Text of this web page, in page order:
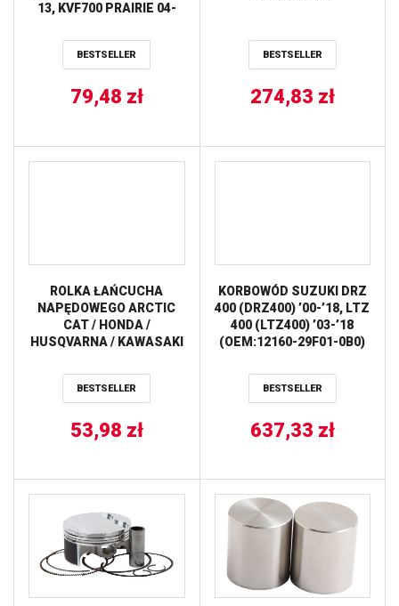
13, KVF700 PRAIRIE 04-
08-11, SUZUKI LTV-700F
04-06 ALL BALLS
BESTSELLER
79,48 zł
BESTSELLER
274,83 zł
ROLKA ŁAŃCUCHA
NAPĘDOWEGO ARCTIC
CAT / HONDA /
HUSQVARNA / KAWASAKI
(34/8MM) (SZER.28MM)
(79-5001) PROX
BESTSELLER
53,98 zł
KORBOWÓD SUZUKI DRZ
400 (DRZ400) ’00-’18, LTZ
400 (LTZ400) ’03-’18
(OEM:12160-29F01-0B0)
400’04-’08 PROX
BESTSELLER
637,33 zł